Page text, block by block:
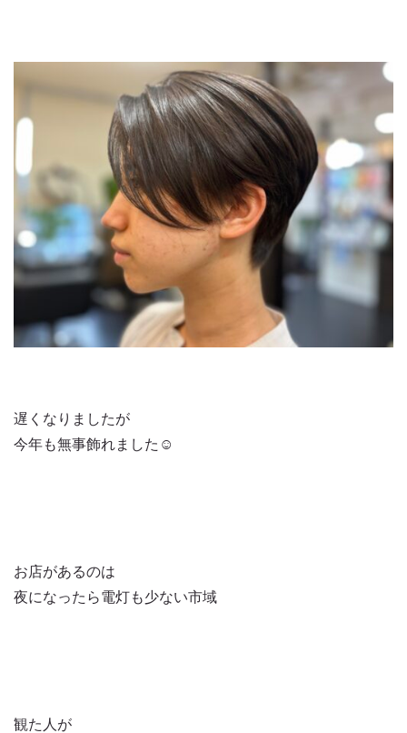
遅くなりましたが
今年も無事飾れました☺️
お店があるのは
夜になったら電灯も少ない市域
観た人が